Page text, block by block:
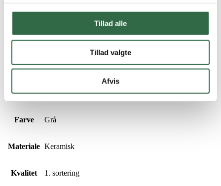
Tillad alle
Tillad valgte
Afvis
showroom i Herlev
Specifikationer
Størrelse 7×60 cm
Tykkelse 8,5 mm
Farve Grå
Materiale Keramisk
Kvalitet 1. sortering